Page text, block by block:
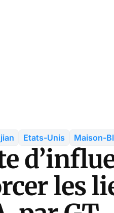
Etats-Unis Maison-
les